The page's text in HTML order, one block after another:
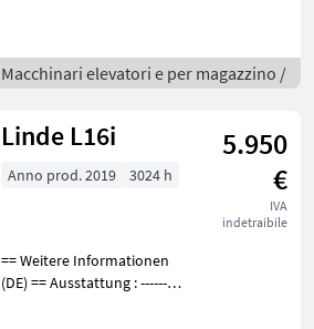
Vollfreihub - Heizung -
Arbeitsscheinwerfer vorne
Macchinari elevatori e per magazzino /
Linde L16i
5.950
€
IVA
indetraibile
Anno prod. 2019 3024 h
== Weitere Informationen
(DE) == Ausstattung : ----------